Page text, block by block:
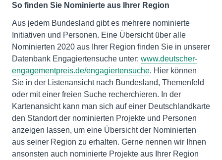
So finden Sie Nominierte aus Ihrer Region
Aus jedem Bundesland gibt es mehrere nominierte
Initiativen und Personen. Eine Übersicht über alle
Nominierten 2020 aus Ihrer Region finden Sie in unserer
Datenbank Engagiertensuche unter: www.deutscher-
engagementpreis.de/engagiertensuche. Hier können
Sie in der Listenansicht nach Bundesland, Themenfeld
oder mit einer freien Suche recherchieren. In der
Kartenansicht kann man sich auf einer Deutschlandkarte
den Standort der nominierten Projekte und Personen
anzeigen lassen, um eine Übersicht der Nominierten
aus seiner Region zu erhalten. Gerne nennen wir Ihnen
ansonsten auch nominierte Projekte aus Ihrer Region